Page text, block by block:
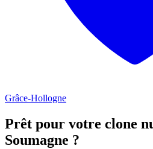
Grâce-Hollogne
Prêt pour votre clone
Soumagne ?